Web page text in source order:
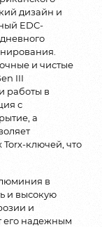
дизайн и
EDC-
и чистые
III
работы в
с
а
ключей, что
в
и высокую
и
его надежным